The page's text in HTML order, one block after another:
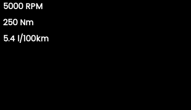
5000 RPM
250 Nm
5.4 l/100km